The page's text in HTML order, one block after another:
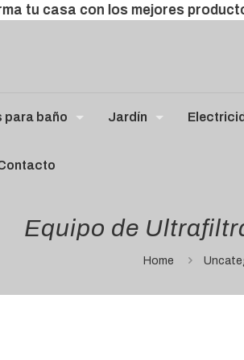
casa con los mejores productos
para baño Jardín
Equipo de
Home